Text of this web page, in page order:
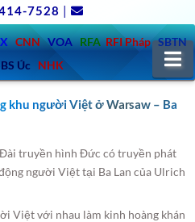
7528 |
CNN VOA RFA RFI Pháp SBTN
Úc NHK
khu người Việt ở Warsaw – Ba
truyền hình Đức có truyền phát
người Việt tại Ba Lan của Ulrich
Việt với nhau làm kinh hoàng khán